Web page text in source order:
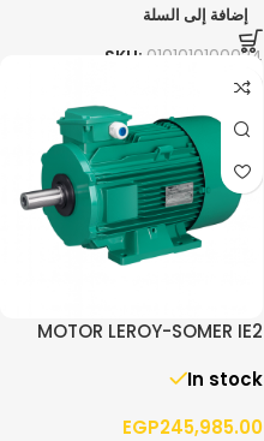
إضافة إلى السلة
SKU: 0101010100024
MOTOR LEROY-SOMER IE2
B3
In stock
EGP245,985.00